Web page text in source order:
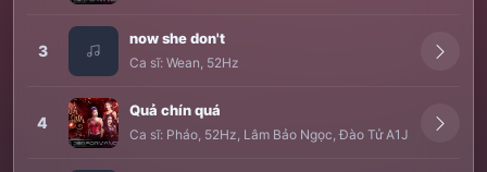
3
now she don't
Ca sĩ: Wean, 52Hz
4
Quả chín quá
Ca sĩ: Pháo, 52Hz, Lâm Bảo Ngọc,Đào Tử A1J